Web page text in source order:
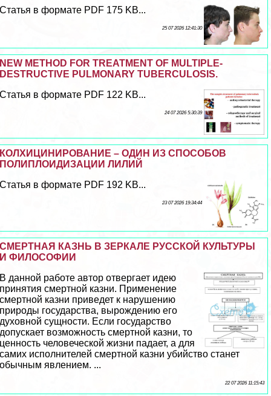
Статья в формате PDF 175 KB...
25 07 2026 12:41:30
NEW METHOD FOR TREATMENT OF MULTIPLE-
DESTRUCTIVE PULMONARY TUBERCULOSIS.
Статья в формате PDF 122 KB...
24 07 2026 5:30:39
КОЛХИЦИНИРОВАНИЕ – ОДИН ИЗ СПОСОБОВ
ПОЛИПЛОИДИЗАЦИИ ЛИЛИЙ
Статья в формате PDF 192 KB...
23 07 2026 19:34:44
СМЕРТНАЯ КАЗНЬ В ЗЕРКАЛЕ РУССКОЙ КУЛЬТУРЫ
И ФИЛОСОФИИ
В данной работе автор отвергает идею
принятия cмepтной казни. Применение
cмepтной казни приведет к нарушению
природы государства, вырождению его
духовной сущности. Если государство
допускает возможность cмepтной казни, то
ценность человеческой жизни падает, а для
самих исполнителей cмepтной казни убийство станет
обычным явлением. ...
22 07 2026 11:15:43